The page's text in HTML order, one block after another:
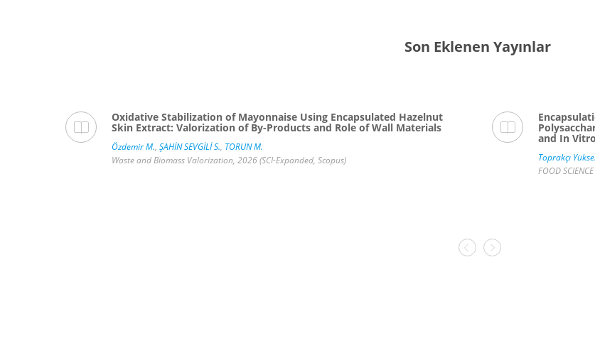
Son Eklenen Yayınlar
Oxidative Stabilization of Mayonnaise Using Encapsulated Hazelnut
Skin Extract: Valorization of By-Products and Role of Wall Materials
Özdemir M., ŞAHİN SEVGİLİ S., TORUN M.
Waste and Biomass Valorization, 2026 (SCI-Expanded, Scopus)
and In
Toprakçı
FOOD